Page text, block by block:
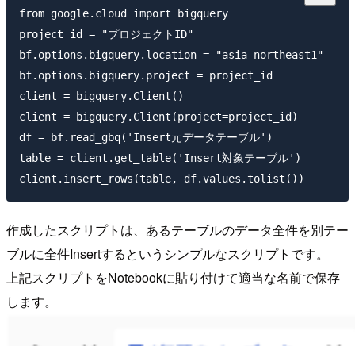
from google.cloud import bigquery
project_id = "プロジェクトID"
bf.options.bigquery.location = "asia-northeast1"
bf.options.bigquery.project = project_id
client = bigquery.Client()
client = bigquery.Client(project=project_id)
df = bf.read_gbq('Insert元データテーブル')
table = client.get_table('Insert対象テーブル')
作成したスクリプトは、あるテーブルのデータ全件を別テー
ブルに全件Insertするというシンプルなスクリプトです。
上記スクリプトをNotebookに貼り付けて適当な名前で保存
します。